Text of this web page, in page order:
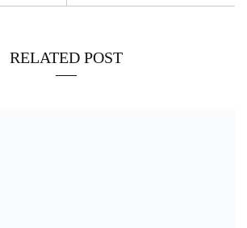
RELATED POST